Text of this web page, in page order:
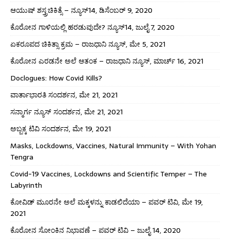
ಆಯುಷ್ ಶಸ್ತ್ರಚಿಕಿತ್ಸೆ – ನ್ಯೂಸ್14, ಡಿಸೆಂಬರ್ 9, 2020
ಕೊರೋನ ಗಾಳಿಯಲ್ಲಿ ಹರಡುವುದೇ? ನ್ಯೂಸ್14, ಜುಲೈ 7, 2020
ಏಕರೂಪದ ಚಿಕಿತ್ಸಾ ಕ್ರಮ – ರಾಜಧಾನಿ ನ್ಯೂಸ್, ಮೇ 5, 2021
ಕೊರೋನ ಎರಡನೇ ಅಲೆ ಆತಂಕ – ರಾಜಧಾನಿ ನ್ಯೂಸ್, ಮಾರ್ಚ್ 16, 2021
Doclogues: How Covid Kills?
ವಾರ್ತಾಭಾರತಿ ಸಂದರ್ಶನ, ಮೇ 21, 2021
ಸನ್ಮಾರ್ಗ ನ್ಯೂಸ್ ಸಂದರ್ಶನ, ಮೇ 21, 2021
ಅಬ್ಬಕ್ಕ ಟಿವಿ ಸಂದರ್ಶನ, ಮೇ 19, 2021
Masks, Lockdowns, Vaccines, Natural Immunity – With Yohan
Tengra
Covid-19 Vaccines, Lockdowns and Scientific Temper – The
Labyrinth
ಕೋವಿಡ್ ಮೂರನೇ ಅಲೆ ಮಕ್ಕಳನ್ನು ಕಾಡಲಿದೆಯಾ – ಪವರ್ ಟಿವಿ, ಮೇ 19,
2021
ಕೊರೋನ ಸೋಂಕಿನ ನಿಭಾವಣೆ – ಪವರ್ ಟಿವಿ – ಜುಲೈ 14, 2020